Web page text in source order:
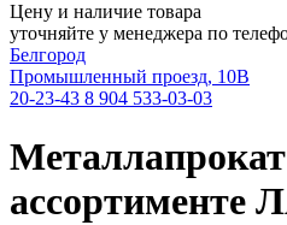
Цену и наличие товара
уточняйте у менеджера по
Белгород
Промышленный проезд, 10В
20-23-43 8 904 533-03-03
ассортименте